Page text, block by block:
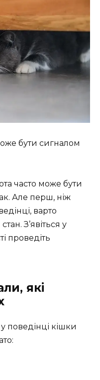
бути сигналом
часто може бути
Але перш, ніж
варто
З’явіться у
проведіть
які
поведінці кішки